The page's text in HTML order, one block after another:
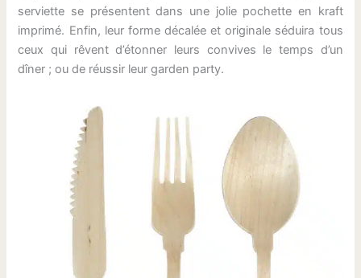
serviette se présentent dans une jolie pochette en kraft
imprimé. Enfin, leur forme décalée et originale séduira tous
ceux qui rêvent d’étonner leurs convives le temps d’un
dîner ; ou de réussir leur garden party.